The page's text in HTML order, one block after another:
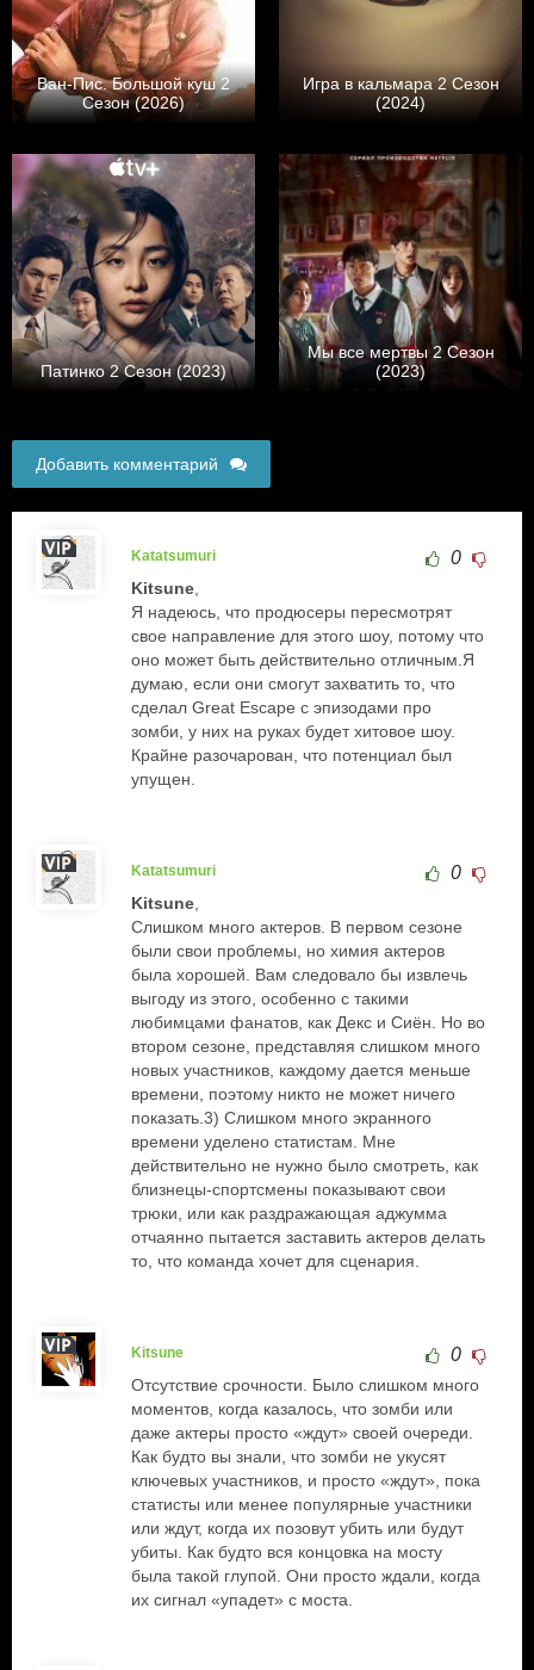
Ван-Пис. Большой куш 2
Сезон (2026)
Игра в кальмара 2 Сезон
(2024)
Патинко 2 Сезон (2023)
Мы все мертвы 2 Сезон
(2023)
Добавить комментарий
Katatsumuri 0
Kitsune
Я надеюсь, что продюсеры пересмотрят
свое направление для этого шоу, потому что
оно может быть действительно отличным.Я
думаю, если они смогут захватить то, что
сделал Great Escape с эпизодами про
зомби, у них на руках будет хитовое шоу.
Крайне разочарован, что потенциал был
упущен.
Katatsumuri 0
Kitsune
Слишком много актеров. В первом сезоне
были свои проблемы, но химия актеров
была хорошей. Вам следовало бы извлечь
выгоду из этого, особенно с такими
любимцами фанатов, как Декс и Сиён. Но во
втором сезоне, представляя слишком много
новых участников, каждому дается меньше
времени, поэтому никто не может ничего
показать.3) Слишком много экранного
времени уделено статистам. Мне
действительно не нужно было смотреть, как
близнецы-спортсмены показывают свои
трюки, или как раздражающая аджумма
отчаянно пытается заставить актеров делать
то, что команда хочет для сценария.
Kitsune 0
Отсутствие срочности. Было слишком много
моментов, когда казалось, что зомби или
даже актеры просто «ждут» своей очереди.
Как будто вы знали, что зомби не укусят
ключевых участников, и просто «ждут», пока
статисты или менее популярные участники
или ждут, когда их позовут убить или будут
убиты. Как будто вся концовка на мосту
была такой глупой. Они просто ждали, когда
их сигнал «упадет» с моста.